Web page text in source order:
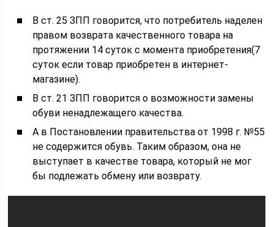
В ст. 25 ЗПП говорится, что потребитель наделен
правом возврата качественного товара на
протяжении 14 суток с момента приобретения(7
суток если товар приобретен в интернет-
магазине).
В ст. 21 ЗПП говорится о возможности замены
обуви ненадлежащего качества.
А в Постановлении правительства от 1998 г. №55
не содержится обувь. Таким образом, она не
выступает в качестве товара, который не мог
бы подлежать обмену или возврату.